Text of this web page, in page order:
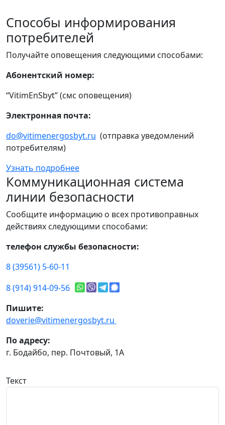
Способы информирования
потребителей
Получайте оповещения следующими способами:
Абонентский номер:
“VitimEnSbyt” (смс оповещения)
Электронная почта:
do@vitimenergosbyt.ru (отправка уведомлений
потребителям)
Узнать подробнее
Коммуникационная система
линии безопасности
Сообщите информацию о всех противоправных
действиях следующими способами:
телефон службы безопасности:
8 (39561) 5-60-11
8 (914) 914-09-56
Пишите:
doverie@vitimenergosbyt.ru
По адресу:
г. Бодайбо, пер. Почтовый, 1А
Текст